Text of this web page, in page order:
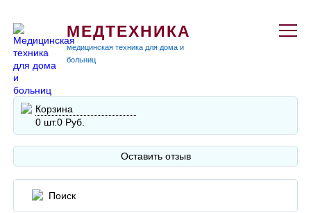
МЕДТЕХНИКА
медицинская техника для дома и
больниц
Корзина
0 шт.0 Руб.
Оставить отзыв